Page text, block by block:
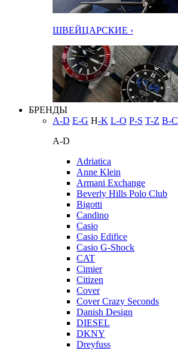
ШВЕЙЦАРСКИЕ ›
БРЕНДЫ
A-D E-G H-K L-O P-S T-Z В-С
A-D
Adriatica
Anne Klein
Armani Exchange
Beverly Hills Polo Club
Bigotti
Candino
Casio
Casio Edifice
Casio G-Shock
CAT
Cimier
Citizen
Cover
Cover Crazy Seconds
Danish Design
DIESEL
DKNY
Dreyfuss